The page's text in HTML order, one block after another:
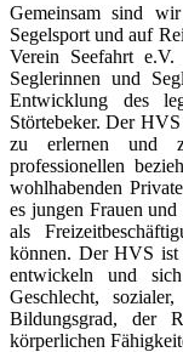
Gemeinsam sind
Segelsport und auf
Verein Seefahrt
Seglerinnen und
Entwicklung des
Störtebeker. Der
zu erlernen und
professionellen
wohlhabenden
es jungen Frauen
als
können. Der HVS ist
entwickeln und
Geschlecht,
Bildungsgrad, der
körperlichen